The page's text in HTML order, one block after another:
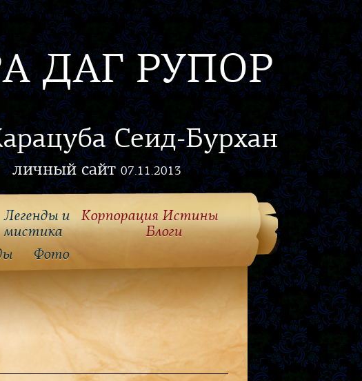
ДАГ РУПОР
Сеид-Бурхан
личный сайт07.11.2013
Легенды и
мистика
Корпорация Истины
Блоги
Фото